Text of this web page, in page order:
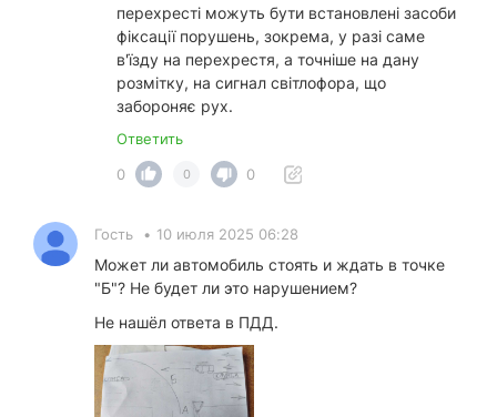
перехресті можуть бути встановлені засоби
фіксації порушень, зокрема, у разі саме
в'їзду на перехрестя, а точніше на дану
розмітку, на сигнал світлофора, що
забороняє рух.
Ответить
0
0 0
Гость • 10 июля 2025 06:28
Может ли автомобиль стоять и ждать в точке
"Б"? Не будет ли это нарушением?
Не нашёл ответа в ПДД.